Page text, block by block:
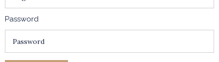
Password